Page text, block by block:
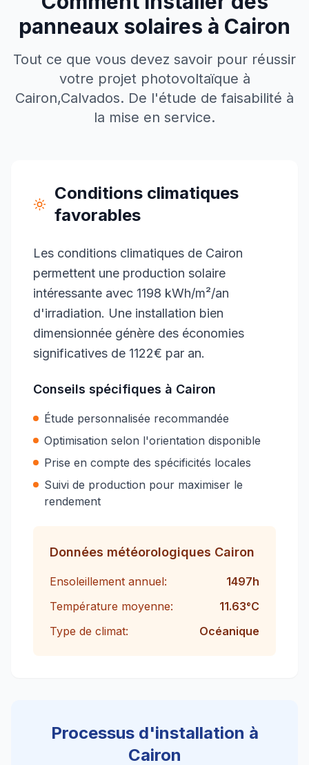
panneaux solaires à Cairon
Tout ce que vous devez savoir pour réussir
votre projet photovoltaïque à
Cairon,Calvados. De l'étude de faisabilité à
la mise en service.
Conditions climatiques
favorables
Les conditions climatiques de Cairon
permettent une production solaire
intéressante avec 1198 kWh/m²/an
d'irradiation. Une installation bien
dimensionnée génère des économies
significatives de 1122€ par an.
Conseils spécifiques à Cairon
Étude personnalisée recommandée
Optimisation selon l'orientation disponible
Prise en compte des spécificités locales
Suivi de production pour maximiser le
rendement
Données météorologiques Cairon
Ensoleillement annuel: 1497h
Température moyenne:
11.63°C
Type de climat:
Océanique
Processus d'installation à
Cairon